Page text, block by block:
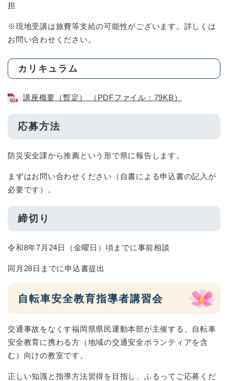
担
※現地受講は旅費等支給の可能性がございます。詳しくは
お問い合わせください。
カリキュラム
講座概要（暫定） （PDFファイル：79KB）
応募方法
防災安全課から推薦という形で県に報告します。
まずはお問い合わせください（自書による申込書の記入が
必要です）。
締切り
令和8年7月24日（金曜日）頃までに事前相談
同月28日までに申込書提出
自転車安全教育指導者講習会
交通事故をなくす福岡県県民運動本部が主催する、自転車
安全教育に携わる方（地域の交通安全ボランティアを含
む）向けの教室です。
正しい知識と指導方法習得を目指し、ふるってご応募くだ